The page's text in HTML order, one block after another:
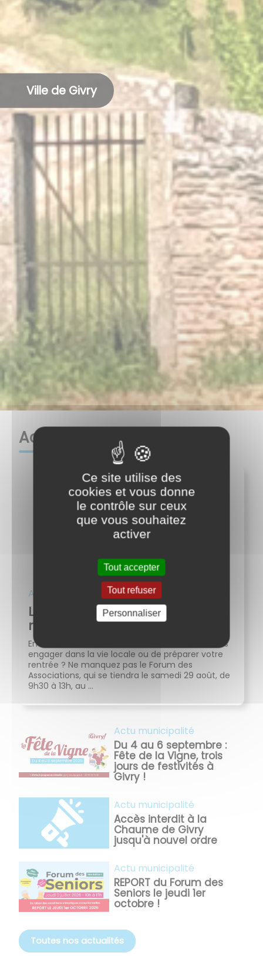
Ville de Givry
Actualités
Le Forum des Associations
revient le samedi 29 août !
Envie de découvrir une nouvelle activité, de vous
engager dans la vie locale ou de préparer votre
rentrée ? Ne manquez pas le Forum des
Associations, qui se tiendra le samedi 29 août, de
9h30 à 13h, au ...
Actu municipalité
Du 4 au 6 septembre :
Fête de la Vigne, trois
jours de festivités à
Givry !
Actu municipalité
Accès interdit à la
Chaume de Givry
jusqu'à nouvel ordre
Actu municipalité
REPORT du Forum des
Seniors le jeudi 1er
octobre !
Toutes nos actualités
Ce site utilise des
cookies et vous donne
le contrôle sur ceux
que vous souhaitez
activer
Tout accepter
Tout refuser
Personnaliser